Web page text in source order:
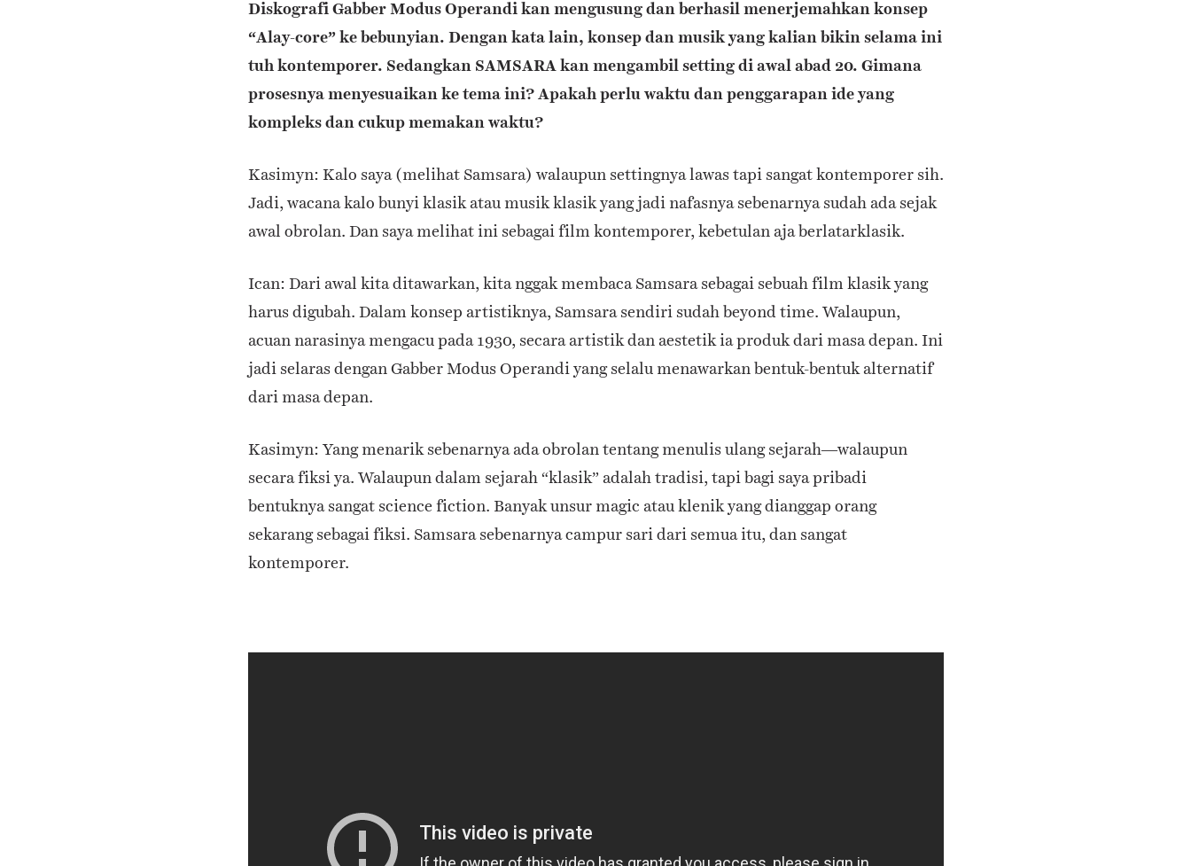
Diskografi Gabber Modus Operandi kan mengusung dan berhasil menerjemahkan konsep
“Alay-core” ke bebunyian. Dengan kata lain, konsep dan musik yang kalian bikin selama ini
tuh kontemporer. Sedangkan SAMSARA kan mengambil setting di awal abad 20. Gimana
prosesnya menyesuaikan ke tema ini? Apakah perlu waktu dan penggarapan ide yang
kompleks dan cukup memakan waktu?
Kasimyn: Kalo saya (melihat Samsara) walaupun settingnya lawas tapi sangat kontemporer sih.
Jadi, wacana kalo bunyi klasik atau musik klasik yang jadi nafasnya sebenarnya sudah ada sejak
awal obrolan. Dan saya melihat ini sebagai film kontemporer, kebetulan aja berlatarklasik.
Ican: Dari awal kita ditawarkan, kita nggak membaca Samsara sebagai sebuah film klasik yang
harus digubah. Dalam konsep artistiknya, Samsara sendiri sudah beyond time. Walaupun,
acuan narasinya mengacu pada 1930, secara artistik dan aestetik ia produk dari masa depan. Ini
jadi selaras dengan Gabber Modus Operandi yang selalu menawarkan bentuk-bentuk alternatif
dari masa depan.
Kasimyn: Yang menarik sebenarnya ada obrolan tentang menulis ulang sejarah—walaupun
secara fiksi ya. Walaupun dalam sejarah “klasik” adalah tradisi, tapi bagi saya pribadi
bentuknya sangat science fiction. Banyak unsur magic atau klenik yang dianggap orang
sekarang sebagai fiksi. Samsara sebenarnya campur sari dari semua itu, dan sangat
kontemporer.